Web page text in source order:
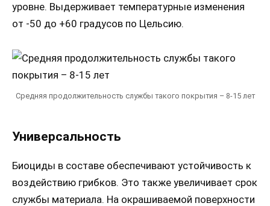
уровне. Выдерживает температурные изменения
от -50 до +60 градусов по Цельсию.
Средняя продолжительность службы такого покрытия – 8-15 лет
Универсальность
Биоциды в составе обеспечивают устойчивость к
воздействию грибков. Это также увеличивает срок
службы материала. На окрашиваемой поверхности